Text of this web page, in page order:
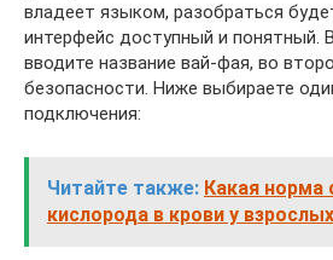
владеет языком, разобраться
интерфейс доступный и понятный.
вводите название вай-фая, во
безопасности. Ниже выбираете
подключения:
Читайте также: Какая норма
кислорода в крови у взрослых